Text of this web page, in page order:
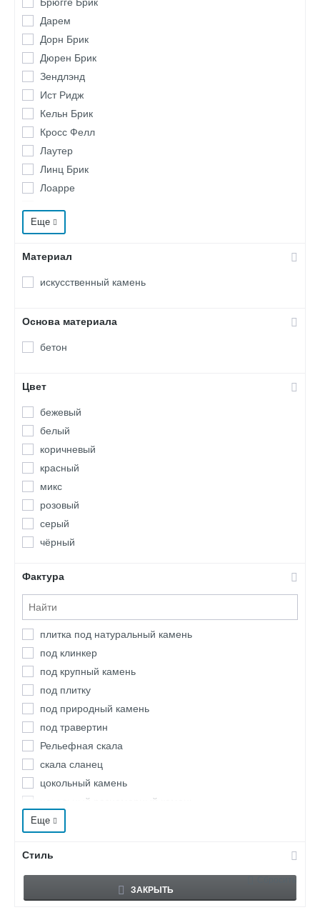
Дарем
Дорн Брик
Дюрен Брик
Зендлэнд
Ист Ридж
Кельн Брик
Кросс Фелл
Лаутер
Линц Брик
Лоарре
Лотиан
Сандерлэнд
Сити Брик
Тиволи
Тоскана
Уайт Клиффс
Шинон
Эль Торре
Еще
Материал
искусственный камень
Основа материала
бетон
Цвет
бежевый
белый
коричневый
красный
микс
розовый
серый
чёрный
Фактура
плитка под натуральный камень
под клинкер
под крупный камень
под плитку
под природный камень
под травертин
Рельефная скала
скала сланец
цокольный камень
цокольный разномерный камень
камень крупноформатный
Еще
Стиль
ЗАКРЫТЬ